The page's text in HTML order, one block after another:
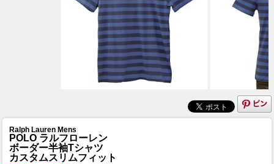
Ralph Lauren Mens
POLO ラルフローレン
ボーダー半袖Tシャツ
カスタムスリムフィット